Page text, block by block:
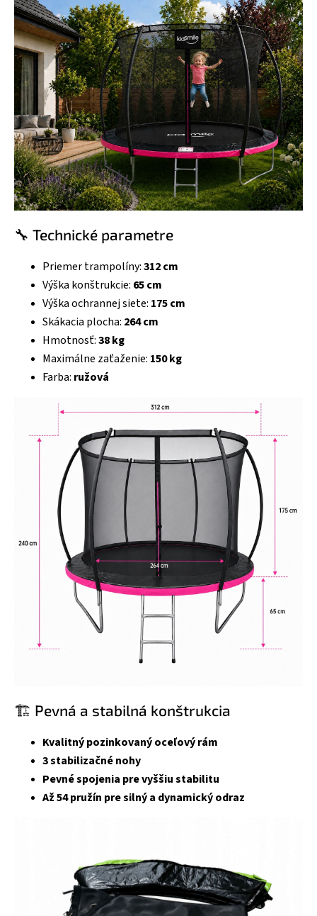
🔧 Technické parametre
Priemer trampolíny:312 cm
Výška konštrukcie: 65 cm
Výška ochrannej siete: 175 cm
Skákacia plocha: 264 cm
Hmotnosť:38 kg
Maximálne zaťaženie: 150 kg
Farba: ružová
🏗️ Pevná a stabilná konštrukcia
Kvalitný pozinkovaný oceľový rám
3 stabilizačné nohy
Pevné spojenia pre vyššiu stabilitu
Až 54 pružín pre silný a dynamický odraz